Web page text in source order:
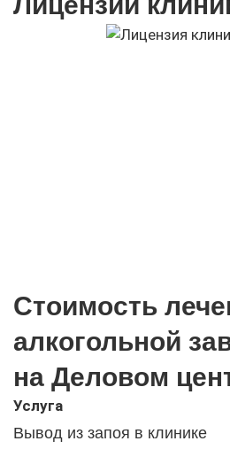
Стоимость
алкогольной
на Деловом
Услуга
Вывод из запоя в клинике